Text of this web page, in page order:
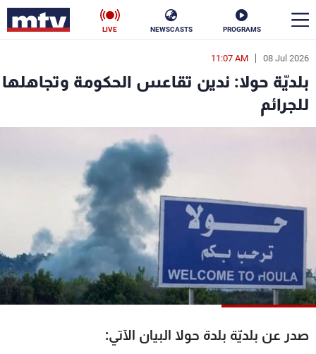
PROGRAMS
NEWSCASTS
LIVE
08 Jul 2026
11:07 AM
بلديّة حولا: ندين تقاعس الحكومة وتجاهلها
للجرائم
صدر عن بلديّة بلدة حولا البيان الآتي:
en
الأخبار
سياسة ناس
فن
رياضة
كأس العالم
البرامج
شاهد البرامج